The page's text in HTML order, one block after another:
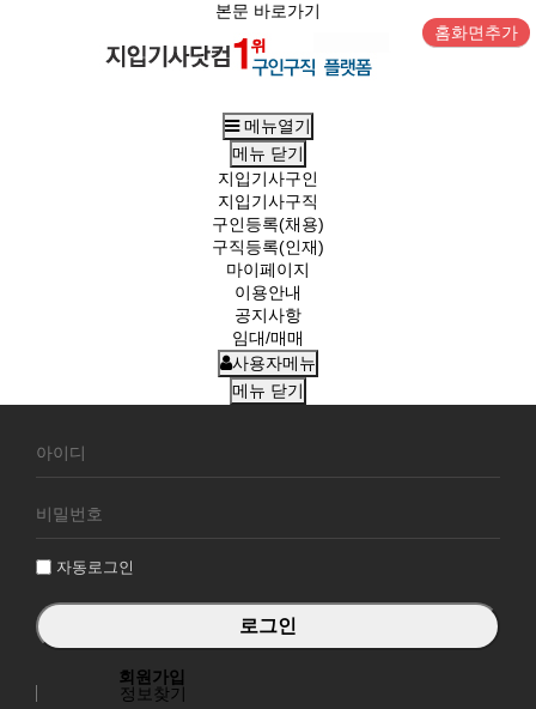
본문 바로가기
홈화면추가
메뉴열기
메뉴 닫기
지입기사구인
지입기사구직
구인등록(채용)
구직등록(인재)
마이페이지
이용안내
공지사항
임대/매매
사용자메뉴
메뉴 닫기
원
그
자동로그인
회원가입
정보찾기